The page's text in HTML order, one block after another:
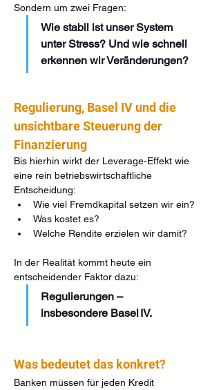
Sondern um zwei Fragen:
Wie stabil ist unser System
unter Stress? Und wie schnell
erkennen wir Veränderungen?
Regulierung, Basel IV und die
unsichtbare Steuerung der
Finanzierung
Bis hierhin wirkt der Leverage-Effekt wie
eine rein betriebswirtschaftliche
Entscheidung:
Wie viel Fremdkapital setzen wir ein?
Was kostet es?
Welche Rendite erzielen wir damit?
In der Realität kommt heute ein
entscheidender Faktor dazu:
Regulierungen –
insbesondere Basel IV.
Was bedeutet das konkret?
Banken müssen für jeden Kredit